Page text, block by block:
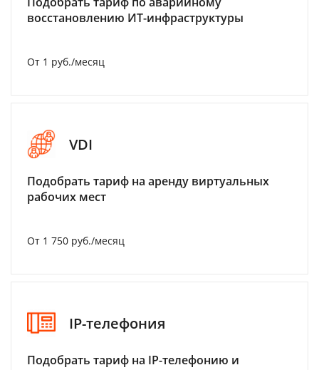
восстановлению ИТ-инфраструктуры
От 1 руб./месяц
VDI
Подобрать тариф на аренду виртуальных
рабочих мест
От 1 750 руб./месяц
IP-телефония
Подобрать тариф на IP-телефонию и